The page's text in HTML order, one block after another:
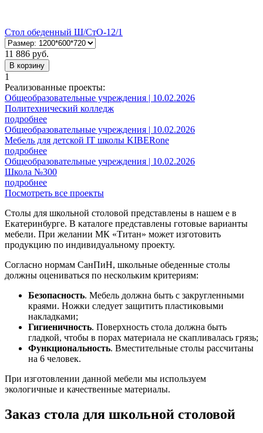
Стол обеденный Ш/СтО-12/1
11 886 руб.
В корзину
1
Реализованные проекты:
Общеобразовательные учреждения | 10.02.2026
Политехнический колледж
подробнее
Общеобразовательные учреждения | 10.02.2026
Мебель для детской IT школы KIBERone
подробнее
Общеобразовательные учреждения | 10.02.2026
Школа №300
подробнее
Посмотреть все проекты
Столы для школьной столовой представлены в нашем е в
Екатеринбурге. В каталоге представлены готовые варианты
мебели. При желании МК «Титан» может изготовить
продукцию по индивидуальному проекту.
Согласно нормам СанПиН, школьные обеденные столы
должны оцениваться по нескольким критериям:
Безопасность. Мебель должна быть с закругленными
краями. Ножки следует защитить пластиковыми
накладками;
Гигиеничность. Поверхность стола должна быть
гладкой, чтобы в порах материала не скапливалась грязь;
Функциональность. Вместительные столы рассчитаны
на 6 человек.
При изготовлении данной мебели мы используем
экологичные и качественные материалы.
Заказ стола для школьной столовой